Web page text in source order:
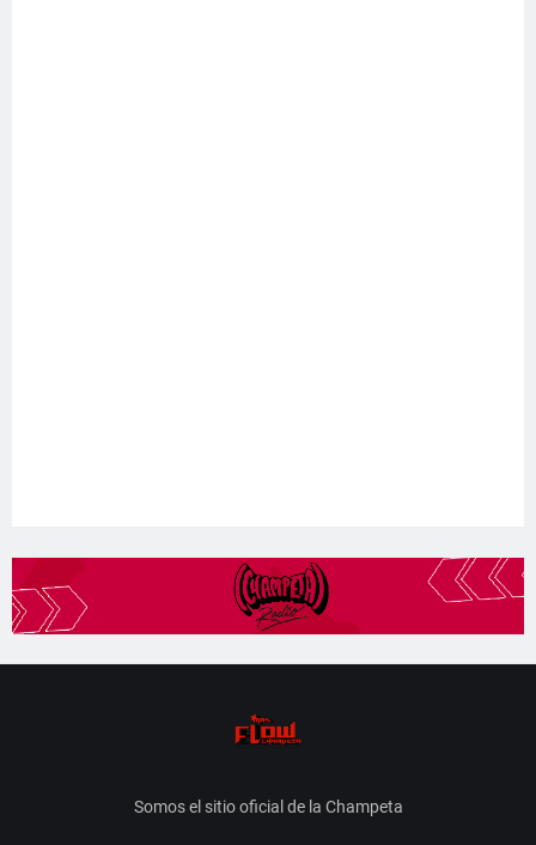
Somos el sitio oficial de la Champeta